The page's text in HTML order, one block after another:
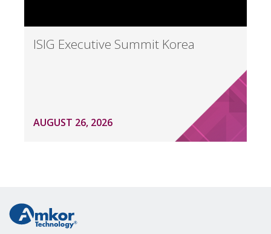
ISIG Executive Summit Korea
AUGUST 26, 2026